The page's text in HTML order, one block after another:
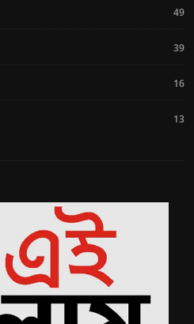
49
39
16
13